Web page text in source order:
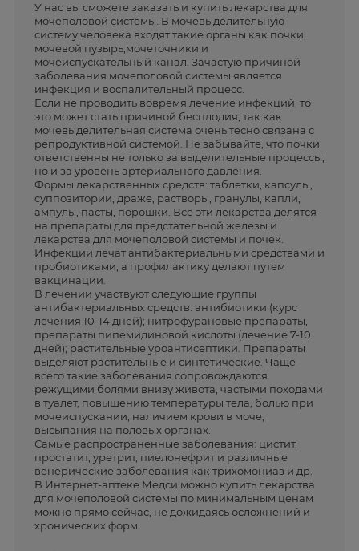
У нас вы сможете заказать и купить лекарства для
мочеполовой системы. В мочевыделительную
систему человека входят такие органы как почки,
мочевой пузырь,мочеточники и
мочеиспускательный канал. Зачастую причиной
заболевания мочеполовой системы является
инфекция и воспалительный процесс.
Если не проводить вовремя лечение инфекций, то
это может стать причиной бесплодия, так как
мочевыделительная система очень тесно связана с
репродуктивной системой. Не забывайте, что почки
ответственны не только за выделительные процессы,
но и за уровень артериального давления.
Формы лекарственных средств: таблетки, капсулы,
суппозитории, драже, растворы, гранулы, капли,
ампулы, пасты, порошки. Все эти лекарства делятся
на препараты для предстательной железы и
лекарства для мочеполовой системы и почек.
Инфекции лечат антибактериальными средствами и
пробиотиками, а профилактику делают путем
вакцинации.
В лечении участвуют следующие группы
антибактериальных средств: антибиотики (курс
лечения 10-14 дней); нитрофурановые препараты,
препараты пипемидиновой кислоты (лечение 7-10
дней); растительные уроантисептики. Препараты
выделяют растительные и синтетические. Чаще
всего такие заболевания сопровождаются
режущими болями внизу живота, частыми походами
в туалет, повышению температуры тела, болью при
мочеиспускании, наличием крови в моче,
высыпания на половых органах.
Самые распространенные заболевания: цистит,
простатит, уретрит, пиелонефрит и различные
венерические заболевания как трихомониаз и др.
В Интернет-аптеке Медси можно купить лекарства
для мочеполовой системы по минимальным ценам
можно прямо сейчас, не дожидаясь осложнений и
хронических форм.